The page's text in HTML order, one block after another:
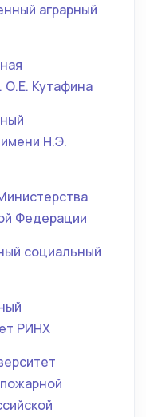
аграрный
О.Е. Кутафина
Н.Э.
Федерации
социальный
РИНХ